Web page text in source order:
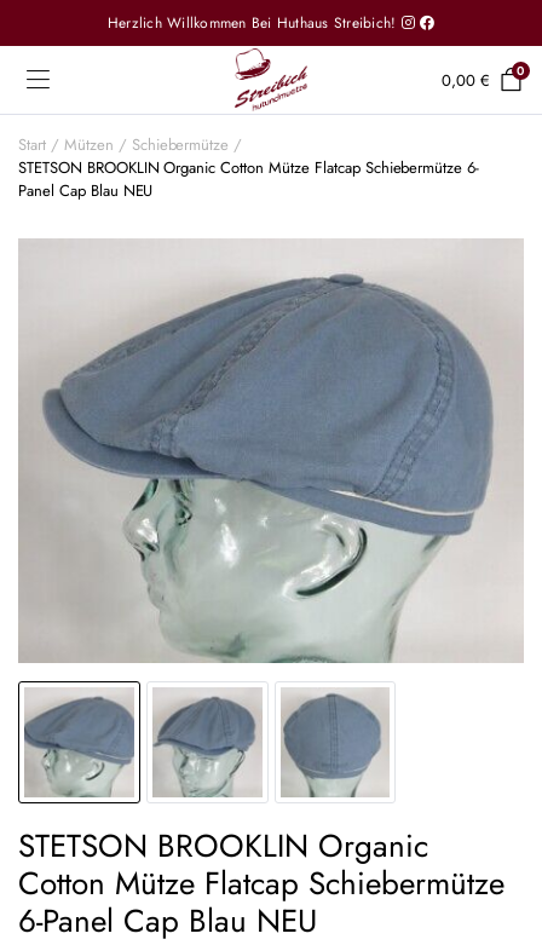
Herzlich Willkommen Bei Huthaus Streibich!
0,00 € 0
Start Mützen
Schiebermütze
STETSON BROOKLIN Organic Cotton Mütze Flatcap Schiebermütze 6-
Panel Cap Blau NEU
STETSON BROOKLIN Organic
Cotton Mütze Flatcap Schiebermütze
6-Panel Cap Blau NEU